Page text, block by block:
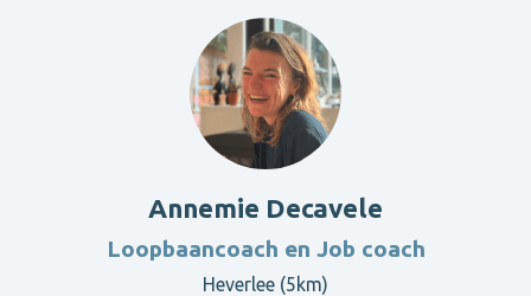
Annemie Decavele
Loopbaancoach en Job coach
Heverlee (5km)